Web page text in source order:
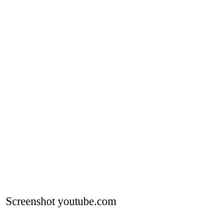
Screenshot youtube.com